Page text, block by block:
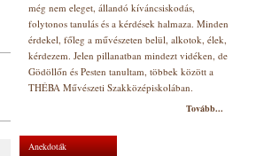
még nem eleget, állandó kíváncsiskodás,
folytonos tanulás és a kérdések halmaza. Minden
érdekel, főleg a művészeten belül, alkotok, élek,
kérdezem. Jelen pillanatban mindezt vidéken, de
Gödöllőn és Pesten tanultam, többek között a
THÉBA Művészeti Szakközépiskolában.
Tovább...
Anekdoták